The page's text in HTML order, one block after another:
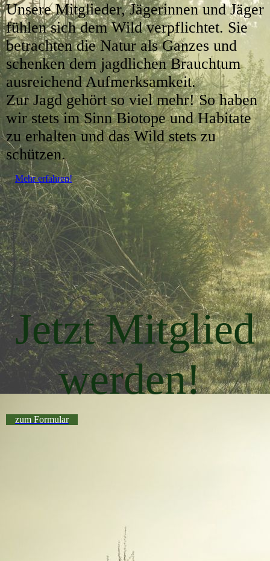
Unsere Mitglieder, Jägerinnen und Jäger
fühlen sich dem Wild verpflichtet. Sie
betrachten die Natur als Ganzes und
schenken dem jagdlichen Brauchtum
ausreichend Aufmerksamkeit.
Zur Jagd gehört so viel mehr! So haben
wir stets im Sinn Biotope und Habitate
zu erhalten und das Wild stets zu
schützen.
Mehr erfahren!
Jetzt Mitglied
werden!
zum Formular